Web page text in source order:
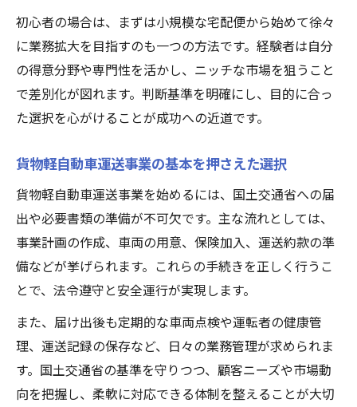
初心者の場合は、まずは小規模な宅配便から始めて徐々
に業務拡大を目指すのも一つの方法です。経験者は自分
の得意分野や専門性を活かし、ニッチな市場を狙うこと
で差別化が図れます。判断基準を明確にし、目的に合っ
た選択を心がけることが成功への近道です。
貨物軽自動車運送事業の基本を押さえた選択
貨物軽自動車運送事業を始めるには、国土交通省への届
出や必要書類の準備が不可欠です。主な流れとしては、
事業計画の作成、車両の用意、保険加入、運送約款の準
備などが挙げられます。これらの手続きを正しく行うこ
とで、法令遵守と安全運行が実現します。
また、届け出後も定期的な車両点検や運転者の健康管
理、運送記録の保存など、日々の業務管理が求められま
す。国土交通省の基準を守りつつ、顧客ニーズや市場動
向を把握し、柔軟に対応できる体制を整えることが大切